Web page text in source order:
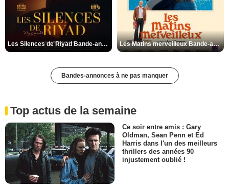
Les Silences de Riyad Bande-annonce VO STFR Les Matins merveilleux Bande-annonce VF
Bandes-annonces à ne pas manquer
Top actus de la semaine
Ce soir entre amis : Gary
Oldman, Sean Penn et Ed
Harris dans l'un des meilleurs
thrillers des années 90
injustement oublié !